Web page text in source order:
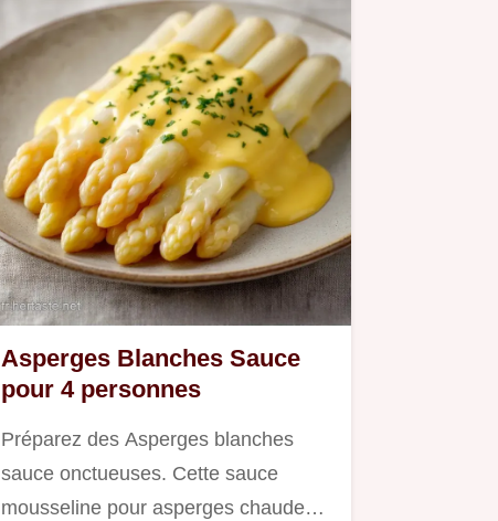
Asperges Blanches Sauce
pour 4 personnes
Préparez des Asperges blanches
sauce onctueuses. Cette sauce
mousseline pour asperges chaudes